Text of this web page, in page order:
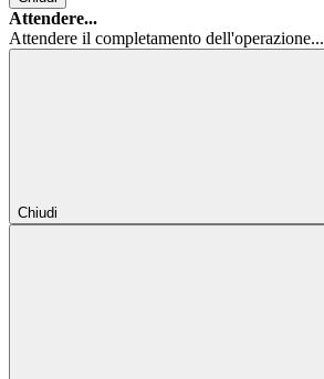
Attendere...
Attendere il completamento dell'operazione...
Chiudi